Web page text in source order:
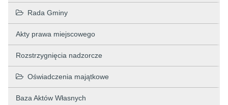
Rada Gminy
Akty prawa miejscowego
Rozstrzygnięcia nadzorcze
Oświadczenia majątkowe
Baza Aktów Własnych